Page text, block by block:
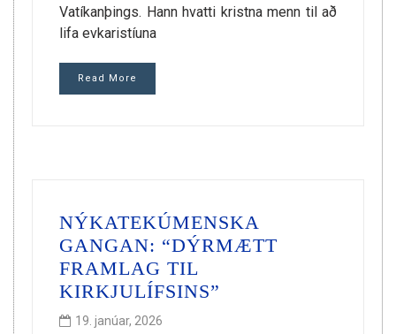
Vatíkanþings. Hann hvatti kristna menn til að
lifa evkaristíuna
Read More
NÝKATEKÚMENSKA
GANGAN: “DÝRMÆTT
FRAMLAG TIL
KIRKJULÍFSINS”
19. janúar, 2026